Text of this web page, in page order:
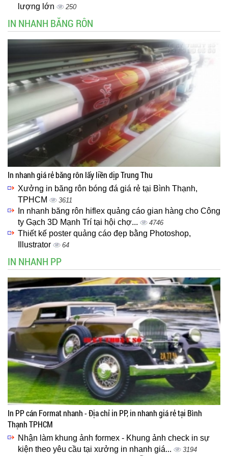
lượng lớn 250
IN NHANH BĂNG RÔN
In nhanh giá rẻ băng rôn lấy liền dịp Trung Thu
Xưởng in băng rôn bóng đá giá rẻ tại Bình Thạnh,
TPHCM
3611
In nhanh băng rôn hiflex quảng cáo gian hàng cho Công
ty Gạch 3D Mạnh Trí tại hội chợ...
4746
Thiết kế poster quảng cáo đẹp bằng Photoshop,
Illustrator
64
IN NHANH PP
In PP cán Format nhanh - Địa chỉ in PP, in nhanh giá rẻ tại Bình
Thạnh TPHCM
Nhận làm khung ảnh formex - Khung ảnh check in sự
kiện theo yêu cầu tại xưởng in nhanh giá...
3194